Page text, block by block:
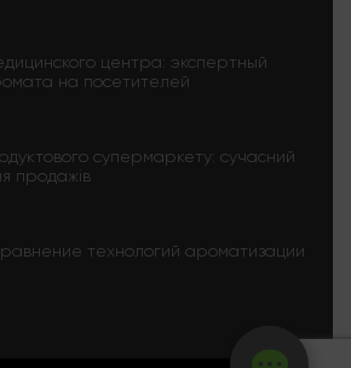
центра: экспертный
на посетителей
супермаркету: сучасний
продажів
технологий ароматизации